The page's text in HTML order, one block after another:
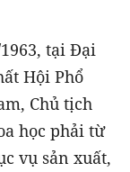
tại Đại
Hội Phổ
Chủ tịch
học phải từ
vụ sản xuất,